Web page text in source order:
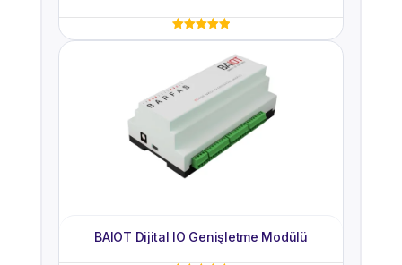
5 üzerinden
BAIOT Dijital IO Genişletme Modülü